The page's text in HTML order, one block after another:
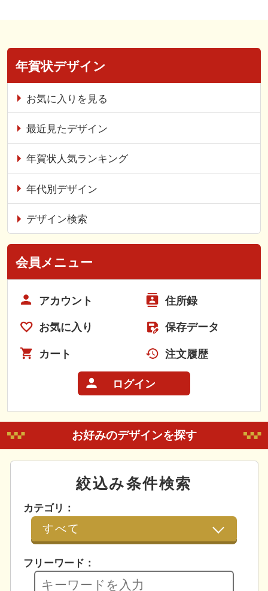
年賀状デザイン
お気に入りを見る
最近見たデザイン
年賀状人気ランキング
年代別デザイン
デザイン検索
会員メニュー
アカウント 住所録
お気に入り 保存データ
カート 注文履歴
ログイン
お好みのデザインを探す
絞込み条件検索
カテゴリ：
フリーワード：